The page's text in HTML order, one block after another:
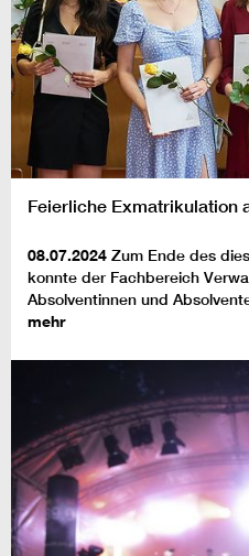
Feierliche Exmatrikulation
08.07.2024 Zum Ende des
konnte der Fachbereich
Absolventinnen und
mehr